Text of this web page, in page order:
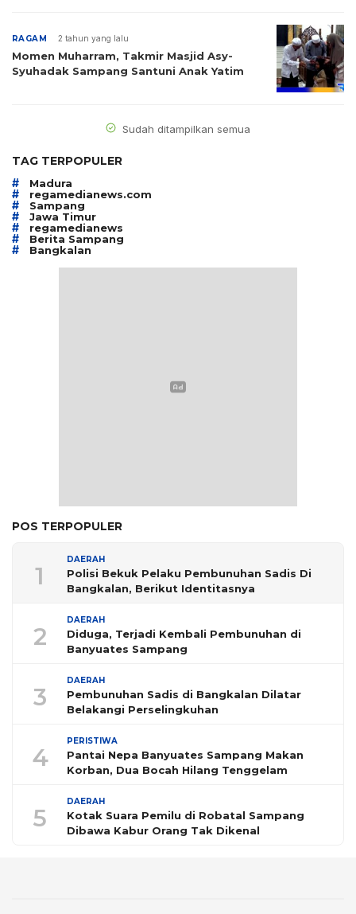
RAGAM 2 tahun yang lalu
Momen Muharram, Takmir Masjid Asy-
Syuhadak Sampang Santuni Anak Yatim
Sudah ditampilkan semua
TAG TERPOPULER
# Madura
# regamedianews.com
# Sampang
# Jawa Timur
# regamedianews
# Berita Sampang
# Bangkalan
POS TERPOPULER
1
DAERAH
Polisi Bekuk Pelaku Pembunuhan Sadis Di
Bangkalan, Berikut Identitasnya
2
DAERAH
Diduga, Terjadi Kembali Pembunuhan di
Banyuates Sampang
3
DAERAH
Pembunuhan Sadis di Bangkalan Dilatar
Belakangi Perselingkuhan
4
PERISTIWA
Pantai Nepa Banyuates Sampang Makan
Korban, Dua Bocah Hilang Tenggelam
5
DAERAH
Kotak Suara Pemilu di Robatal Sampang
Dibawa Kabur Orang Tak Dikenal